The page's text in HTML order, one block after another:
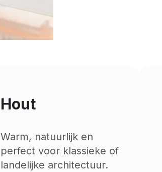
Hout
Warm, natuurlijk en
perfect voor klassieke of
landelijke architectuur.